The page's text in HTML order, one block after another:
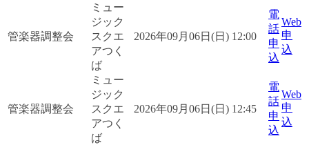
管楽器調整会
ミュー
ジック
スクエ
アつく
ば
2026年09月06日(日) 12:00
電
話
申
込
Web
申
込
管楽器調整会
ミュー
ジック
スクエ
アつく
ば
2026年09月06日(日) 12:45
電
話
申
込
Web
申
込